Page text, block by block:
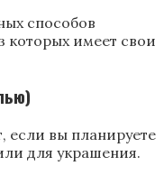
способов
которых имеет свои
если вы планируете
для украшения.